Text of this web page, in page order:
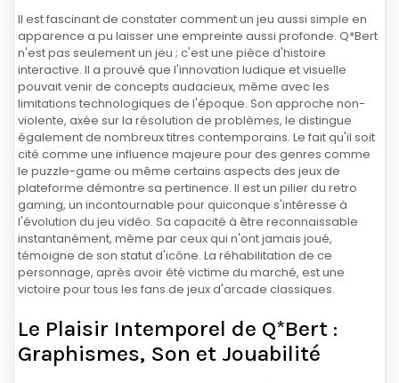
Il est fascinant de constater comment un jeu aussi simple en
apparence a pu laisser une empreinte aussi profonde. Q*Bert
n'est pas seulement un jeu ; c'est une pièce d'histoire
interactive. Il a prouvé que l'innovation ludique et visuelle
pouvait venir de concepts audacieux, même avec les
limitations technologiques de l'époque. Son approche non-
violente, axée sur la résolution de problèmes, le distingue
également de nombreux titres contemporains. Le fait qu'il soit
cité comme une influence majeure pour des genres comme
le puzzle-game ou même certains aspects des jeux de
plateforme démontre sa pertinence. Il est un pilier du retro
gaming, un incontournable pour quiconque s'intéresse à
l'évolution du jeu vidéo. Sa capacité à être reconnaissable
instantanément, même par ceux qui n'ont jamais joué,
témoigne de son statut d'icône. La réhabilitation de ce
personnage, après avoir été victime du marché, est une
victoire pour tous les fans de jeux d'arcade classiques.
Le Plaisir Intemporel de Q*Bert :
Graphismes, Son et Jouabilité